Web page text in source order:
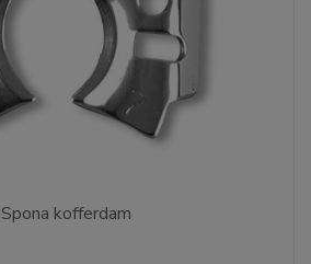
Spona kofferdam